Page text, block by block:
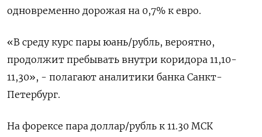
одновременно дорожая на 0,7% к евро.
«В среду курс пары юань/рубль, вероятно,
продолжит пребывать внутри коридора 11,10-
11,30», - полагают аналитики банка Санкт-
Петербург.
На форексе пара доллар/рубль к 11.30 МСК